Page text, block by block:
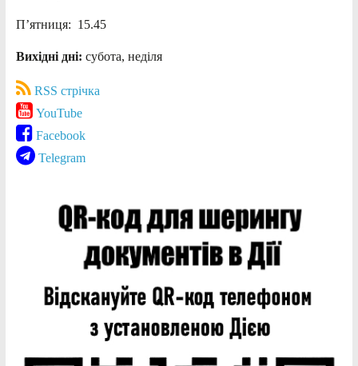
П’ятниця: 15.45
Вихідні дні: субота, неділя
RSS стрічка
YouTube
Facebook
Telegram